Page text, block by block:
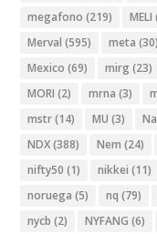
megafono (219) MELI
Merval (595) meta (30)
Mexico (69) mirg (23)
MORI (2) mrna (3)
mstr(14) MU (3)
NDX(388) Nem (24)
nifty50 (1) nikkei (11)
noruega (5) nq (79)
nycb (2) NYFANG (6)